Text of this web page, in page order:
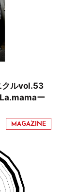
クルvol.53
ー